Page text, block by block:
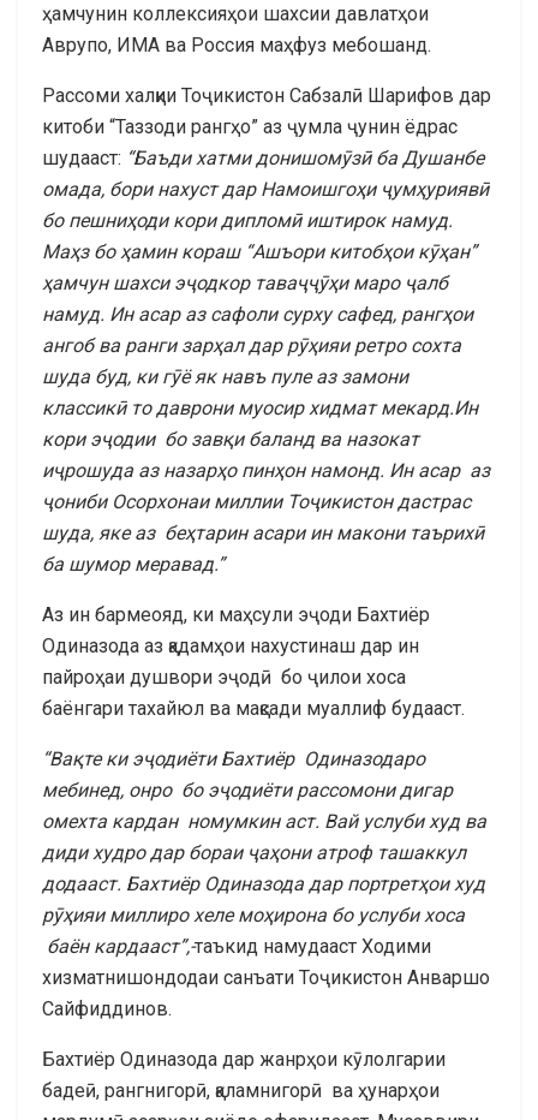
ҳамчунин коллексияҳои шахсии давлатҳои
Аврупо, ИМА ва Россия маҳфуз мебошанд.
Рассоми халқии Тоҷикистон Сабзалӣ Шарифов дар
китоби “Таззоди рангҳо” аз ҷумла ҷунин ёдрас
шудааст: “Баъди хатми донишомӯзӣ ба Душанбе
омада, бори нахуст дар Намоишгоҳи ҷумҳуриявӣ
бо пешниҳоди кори дипломӣ иштирок намуд.
Маҳз бо ҳамин кораш “Ашъори китобҳои кӯҳан”
ҳамчун шахси эҷодкор таваҷҷӯҳи маро ҷалб
намуд. Ин асар аз сафоли сурху сафед, рангҳои
ангоб ва ранги зарҳал дар рӯҳияи ретро сохта
шуда буд, ки гӯё як навъ пуле аз замони
классикӣ то даврони муосир хидмат мекард.Ин
кори эҷодии бо завқи баланд ва назокат
иҷрошуда аз назарҳо пинҳон намонд. Ин асар аз
ҷониби Осорхонаи миллии Тоҷикистон дастрас
шуда, яке аз беҳтарин асари ин макони таърихӣ
ба шумор меравад.”
Аз ин бармеояд, ки маҳсули эҷоди Бахтиёр
Одиназода аз қадамҳои нахустинаш дар ин
пайроҳаи душвори эҷодӣ бо ҷилои хоса
баёнгари тахайюл ва мақсади муаллиф будааст.
“Вақте ки эҷодиёти Бахтиёр Одиназодаро
мебинед, онро бо эҷодиёти рассомони дигар
омехта кардан номумкин аст. Вай услуби худ ва
диди худро дар бораи ҷаҳони атроф ташаккул
додааст. Бахтиёр Одиназода дар портретҳои худ
рӯҳияи миллиро хеле моҳирона бо услуби хоса
баён кардааст”,-таъкид намудааст Ходими
хизматнишондодаи санъати Тоҷикистон Анваршо
Сайфиддинов.
Бахтиёр Одиназода дар жанрҳои кӯлолгарии
бадеӣ, рангнигорӣ, қаламнигорӣ ва ҳунарҳои